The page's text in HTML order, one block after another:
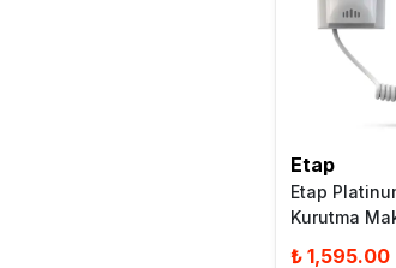
Etap
Etap
Kurutma
₺ 1,595.00